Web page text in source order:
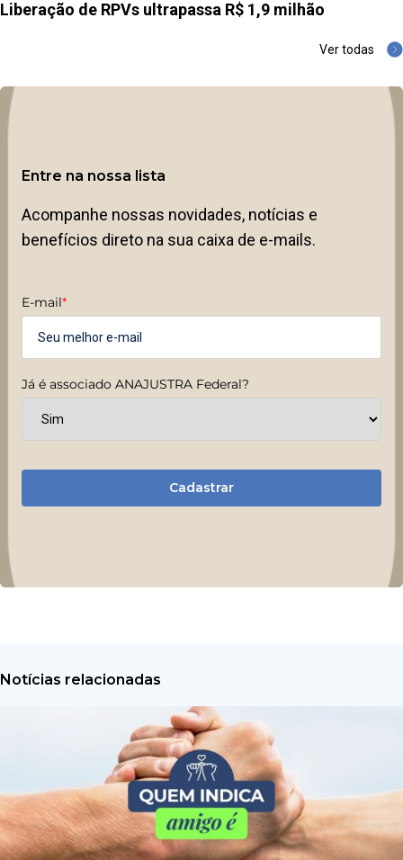
Liberação de RPVs ultrapassa R$ 1,9 milhão
Ver todas
Entre na nossa lista
Acompanhe nossas novidades, notícias e
benefícios direto na sua caixa de e-mails.
E-mail*
Já é associado ANAJUSTRA Federal?
Cadastrar
Notícias relacionadas